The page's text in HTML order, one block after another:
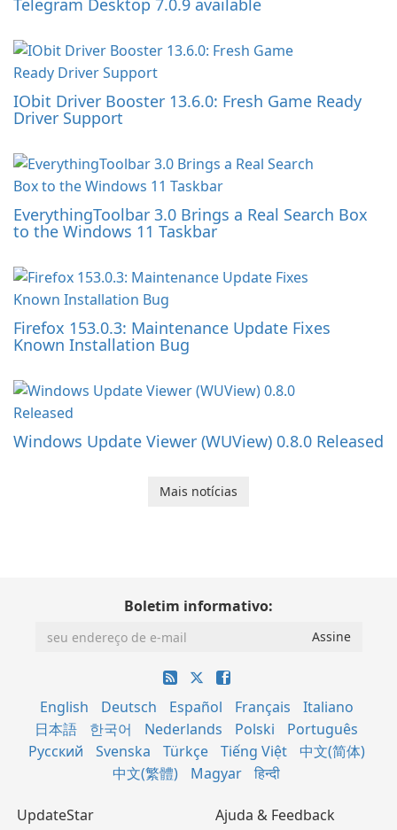
Telegram Desktop 7.0.9 available
IObit Driver Booster 13.6.0: Fresh Game Ready
Driver Support
EverythingToolbar 3.0 Brings a Real Search Box
to the Windows 11 Taskbar
Firefox 153.0.3: Maintenance Update Fixes
Known Installation Bug
Windows Update Viewer (WUView) 0.8.0 Released
Mais notícias
Boletim informativo:
English Deutsch Español Français
Italiano
日本語
한국어 Nederlands Polski
Português
Русский
Svenska Türkçe Tiếng Việt
中文(简体)
中文(繁體)
Magyar हिन्दी
UpdateStar
Ajuda & Feedback